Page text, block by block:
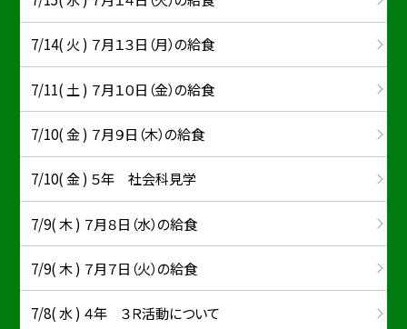
7/14( 火 ) ７月１３日（月）の給食
7/11( 土 ) ７月１０日（金）の給食
7/10( 金 ) ７月９日（木）の給食
7/10( 金 ) ５年 社会科見学
7/9( 木 ) ７月８日（水）の給食
7/9( 木 ) ７月７日（火）の給食
7/8( 水 ) ４年 ３Ｒ活動について